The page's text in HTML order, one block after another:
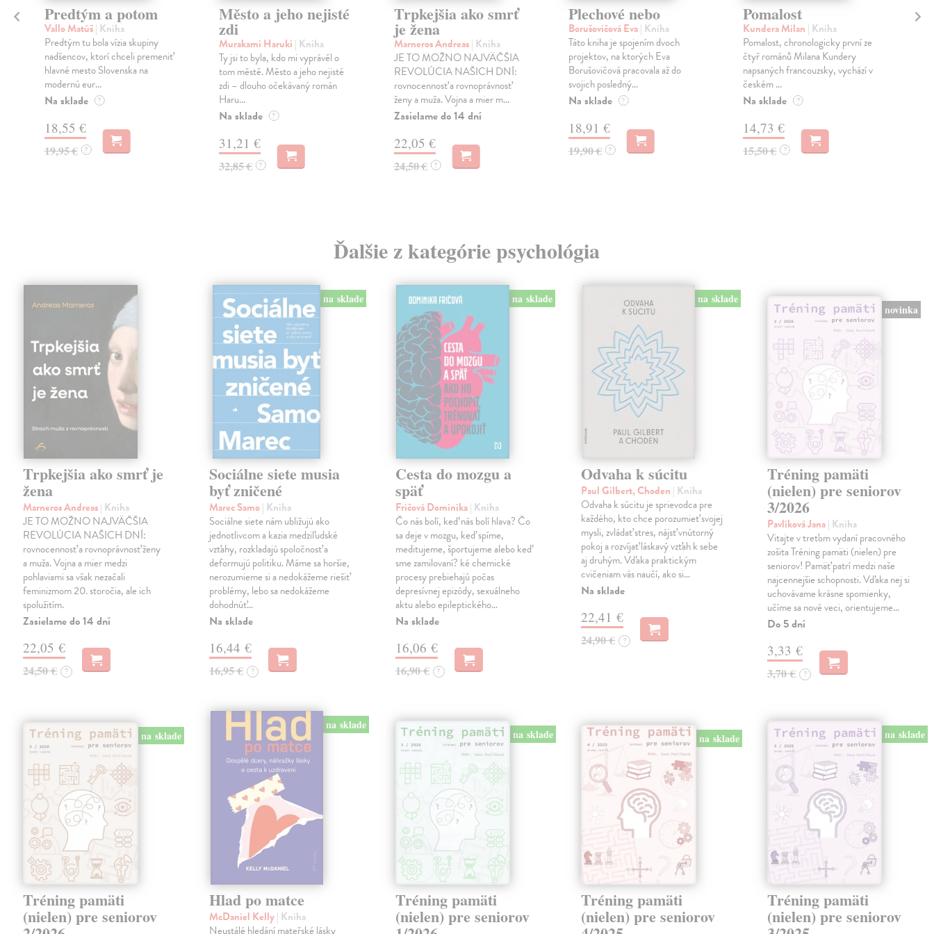
Predtým a potom
Vallo Matúš| Kniha
Predtým tu bola vízia skupiny
nadšencov, ktorí chceli premeniť
hlavné mesto Slovenska na
modernú eur...
Na sklade ?
18,55 €
19,95 € ?
Město a jeho nejisté
zdi
Murakami Haruki | Kniha
Ty jsi to byla, kdo mi vyprávěl o
tom městě. Město a jeho nejisté
zdi – dlouho očekávaný román
Haru...
Na sklade ?
31,21 €
32,85 € ?
Trpkejšia ako smrť
je žena
Marneros Andreas| Kniha
JE TO MOŽNO NAJVÄČŠIA
REVOLÚCIA NAŠICH DNÍ:
rovnocennosť a rovnoprávnosť
ženy a muža. Vojna a mier m...
Zasielame do 14 dní
22,05 €
24,50 € ?
Plechové nebo
Borušovičová Eva| Kniha
Táto kniha je spojením dvoch
projektov, na ktorých Eva
Borušovičová pracovala až do
svojich posledný...
Na sklade ?
18,91 €
19,90 € ?
Pomalost
Kundera Milan | Kniha
Pomalost, chronologicky první ze
čtyř románů Milana Kundery
napsaných francouzsky, vychází v
českém ...
Na sklade ?
14,73 €
15,50 € ?
Ďalšie z kategórie psychológia
Trpkejšia ako smrť je
žena
Marneros Andreas| Kniha
JE TO MOŽNO NAJVÄČŠIA
REVOLÚCIA NAŠICH DNÍ:
rovnocennosť a rovnoprávnosť ženy
a muža. Vojna a mier medzi
pohlaviami sa však nezačali
feminizmom 20. storočia, ale ich
spolužitím.
Zasielame do 14 dní
22,05 €
24,50 € ?
na sklade
Sociálne siete musia
byť zničené
Marec Samo| Kniha
Sociálne siete nám ubližujú ako
jednotlivcom a kazia medziľudské
vzťahy, rozkladajú spoločnosť a
deformujú politiku. Máme sa horšie,
nerozumieme si a nedokážeme riešiť
problémy, lebo sa nedokážeme
dohodnúť…
Na sklade
16,44 €
16,95 € ?
na sklade
Cesta do mozgu a
späť
Fričová Dominika| Kniha
Čo nás bolí, keď nás bolí hlava? Čo
sa deje v mozgu, keď spíme,
meditujeme, športujeme alebo keď
sme zamilovaní? ké chemické
procesy prebiehajú počas
depresívnej epizódy, sexuálneho
aktu alebo epileptického…
Na sklade
16,06 €
16,90 € ?
na sklade
Odvaha k súcitu
Paul Gilbert, Choden | Kniha
Odvaha k súcitu je sprievodca pre
každého, kto chce porozumieť svojej
mysli, zvládať stres, nájsť vnútorný
pokoj a rozvíjať láskavý vzťah k sebe
aj druhým. Vďaka praktickým
cvičeniam vás naučí, ako si…
Na sklade
22,41 €
24,90 € ?
novinka
Tréning pamäti
(nielen) pre seniorov
3/2026
Pavlíková Jana| Kniha
Vitajte v treťom vydaní pracovného
zošita Tréning pamäti (nielen) pre
seniorov! Pamäť patrí medzi naše
najcennejšie schopnosti. Vďaka nej si
uchovávame krásne spomienky,
učíme sa nové veci, orientujeme…
Do 5 dní
3,33 €
3,70 € ?
na sklade
Tréning pamäti
(nielen) pre seniorov
na sklade
Hlad po matce
McDaniel Kelly| Kniha
Neustálé hledání mateřské lásky
na sklade
Tréning pamäti
(nielen) pre seniorov
na sklade
Tréning pamäti
(nielen) pre seniorov
na sklade
Tréning pamäti
(nielen) pre seniorov